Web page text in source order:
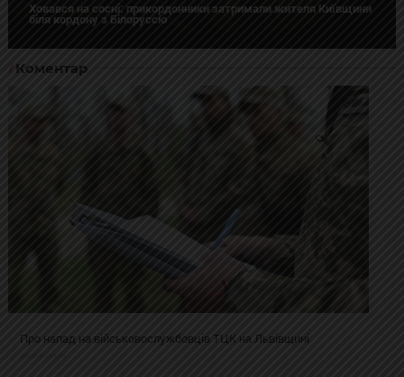
Ховався на сосні: прикордонники затримали жителя Київщини
біля кордону з Білоруссю
Коментар
Про напад на військовослужбовців ТЦК на Львівщині